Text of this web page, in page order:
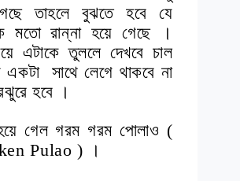
তাহলে বুঝতে হবে যে
মতো রান্না হয়ে গেছে ।
এটাকে তুললে দেখবে চাল
সাথে লেগে থাকবে না
হবে ।
গেল গরম গরম পোলাও (
Pulao ) ।